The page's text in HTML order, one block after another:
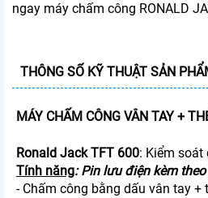
ngay máy chấm công RONALD
THÔNG SỐ KỸ THUẬT SẢN
MÁY CHẤM CÔNG VÂN TAY +
Ronald Jack TFT 600: Kiểm soát
Tính năng: Pin lưu điện kèm
- Chấm công bằng dấu vân tay +